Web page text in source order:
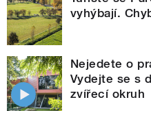
vyhýbají.
Nejedete o
Vydejte se s
zvířecí okruh